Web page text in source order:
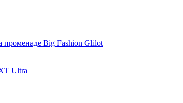
променаде Big Fashion Glilot
Ultra